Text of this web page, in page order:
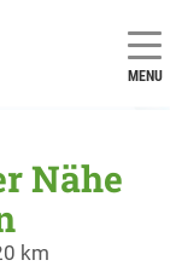
MENU
Nähe
km